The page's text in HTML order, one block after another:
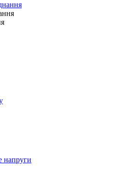
напруги